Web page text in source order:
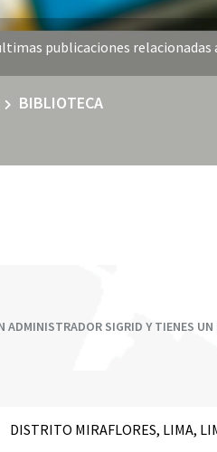
publicaciones
BIBLIOTECA
ADMINISTRADOR SIGRID Y TIENES